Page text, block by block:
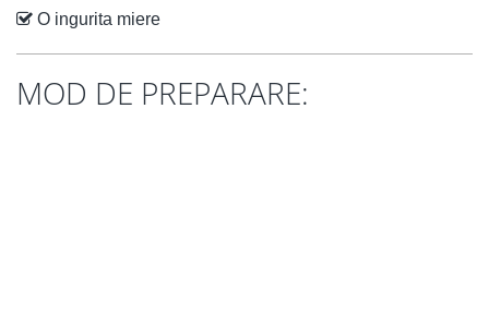
O ingurita miere
MOD DE PREPARARE: